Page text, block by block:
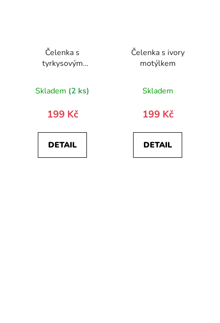
Čelenka s
tyrkysovým
Skladem (2 ks)
199 Kč
DETAIL
Čelenka s ivory
motýlkem
Skladem
199 Kč
DETAIL